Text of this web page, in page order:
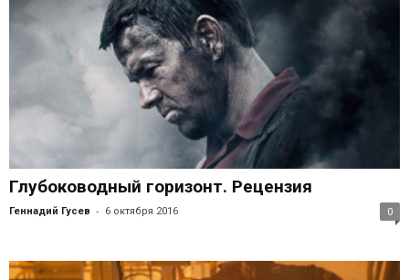
Глубоководный горизонт. Рецензия
Геннадий Гусев - 6 октября 2016 0